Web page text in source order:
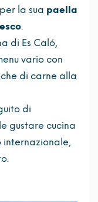
la sua paella
.
di Es Caló,
vario con
di carne alla
di
gustare cucina
internazionale,